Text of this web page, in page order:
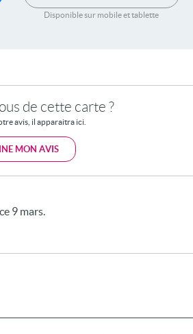
Disponible sur mobile et tablette
de cette carte ?
avis, il apparaitra ici.
MON AVIS
9 mars.